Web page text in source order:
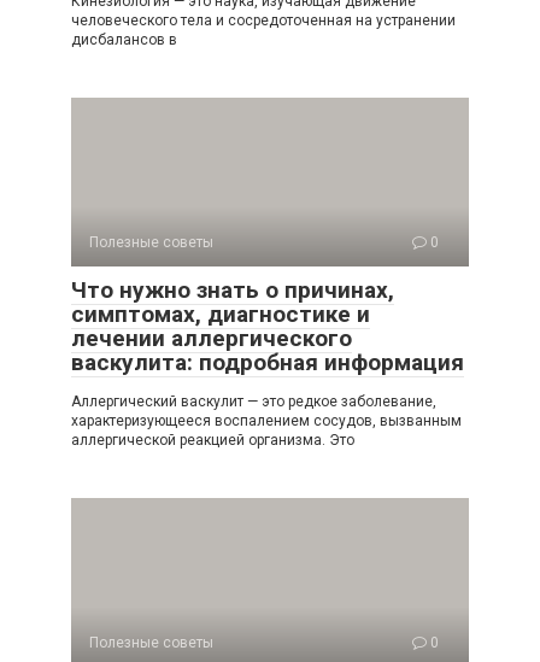
человеческого тела и сосредоточенная на устранении
дисбалансов в
Полезные советы 0
Что нужно знать о причинах,
симптомах, диагностике и
лечении аллергического
васкулита: подробная информация
Аллергический васкулит — это редкое заболевание,
характеризующееся воспалением сосудов, вызванным
аллергической реакцией организма. Это
Полезные советы 0